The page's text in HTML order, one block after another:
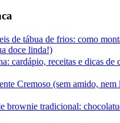
de tábua de frios: como
doce linda!)
cardápio, receitas e dicas de
Cremoso (sem amido, nem
brownie tradicional: